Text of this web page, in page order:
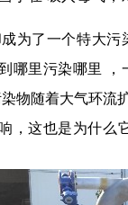
为了一个特大污
哪里污染哪里
物随着大气环流
，这也是为什么